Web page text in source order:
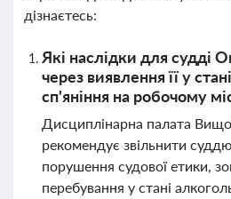
дізнаєтесь:
Які наслідки для судді
через виявлення її у
сп'яніння на робочому
Дисциплінарна палата
рекомендує звільнити
порушення судової етики,
перебування у стані